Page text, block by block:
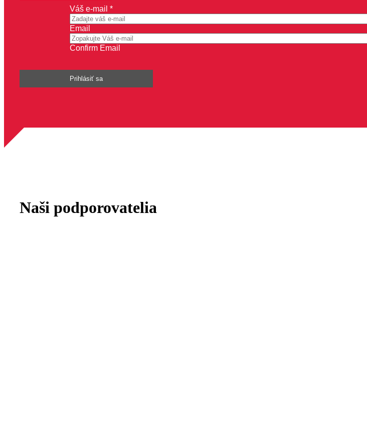
Váš e-mail *
Email
Confirm Email
Prihlásiť sa
Naši podporovatelia